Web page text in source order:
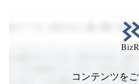
コンテンツを